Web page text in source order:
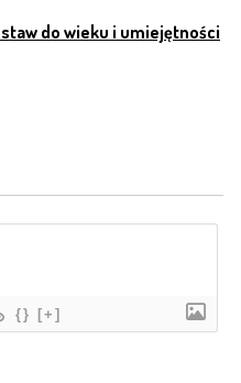
do wieku i umiejętności
{} [+]